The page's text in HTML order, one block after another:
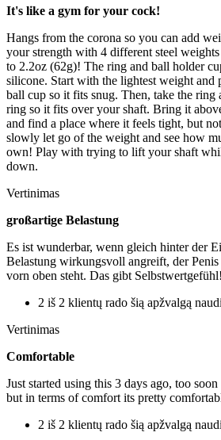
It's like a gym for your cock!
Hangs from the corona so you can add
your strength with 4 different steel
to 2.2oz (62g)! The ring and ball holder
silicone. Start with the lightest weight and
ball cup so it fits snug. Then, take the ring
ring so it fits over your shaft. Bring it
and find a place where it feels tight, but
slowly let go of the weight and see how
own! Play with trying to lift your shaft
down.
Vertinimas
großartige Belastung
Es ist wunderbar, wenn gleich hinter der
Belastung wirkungsvoll angreift, der
vorn oben steht. Das gibt Selbstwertgefühl!
2 iš 2 klientų rado šią apžvalgą
Vertinimas
Comfortable
Just started using this 3 days ago, too
but in terms of comfort its pretty
2 iš 2 klientų rado šią apžvalgą